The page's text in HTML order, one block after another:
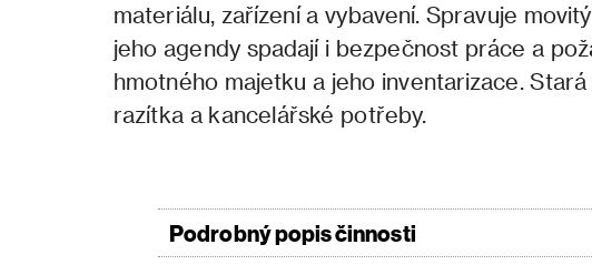
materiálu, zařízení a vybavení. Spravuje
jeho agendy spadají i bezpečnost práce a
hmotného majetku a jeho inventarizace.
razítka a kancelářské potřeby.
Podrobný popis činnosti